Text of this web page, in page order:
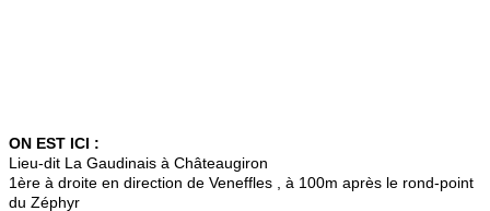
ON EST ICI :
Lieu-dit La Gaudinais à Châteaugiron
1ère à droite en direction de Veneffles , à 100m après le rond-point
du Zéphyr